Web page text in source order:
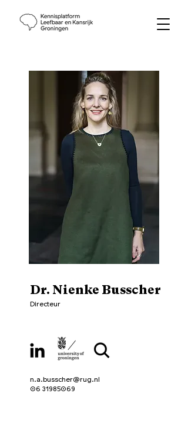
Dr. Nienke Busscher
Directeur
n.a.busscher@rug.nl
06 31985069